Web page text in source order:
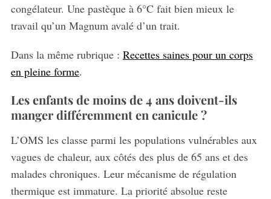
congélateur. Une pastèque à 6°C fait bien mieux le
travail qu’un Magnum avalé d’un trait.
Dans la même rubrique : Recettes saines pour un corps
en pleine forme.
Les enfants de moins de 4 ans doivent-ils
manger différemment en canicule ?
L’OMS les classe parmi les populations vulnérables aux
vagues de chaleur, aux côtés des plus de 65 ans et des
malades chroniques. Leur mécanisme de régulation
thermique est immature. La priorité absolue reste